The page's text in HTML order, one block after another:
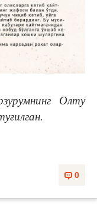
Олту
0